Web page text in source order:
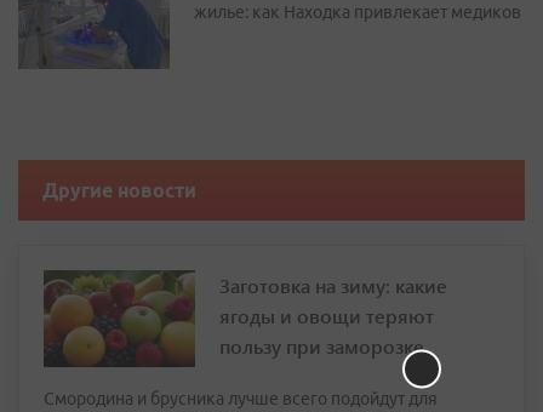
жилье: как Находка привлекает медиков
Другие новости
Заготовка на зиму: какие
ягоды и овощи теряют
пользу при заморозке
Смородина и брусника лучше всего подойдут для